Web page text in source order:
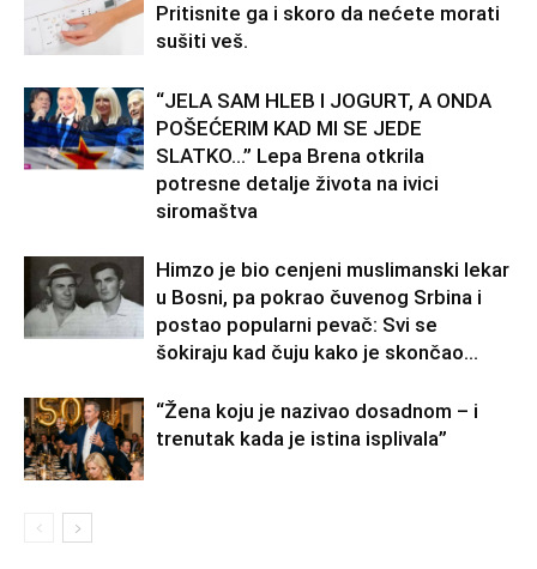
Pritisnite ga i skoro da nećete morati
sušiti veš.
“JELA SAM HLEB I JOGURT, A ONDA
POŠEĆERIM KAD MI SE JEDE
SLATKO…” Lepa Brena otkrila
potresne detalje života na ivici
siromaštva
Himzo je bio cenjeni muslimanski lekar
u Bosni, pa pokrao čuvenog Srbina i
postao popularni pevač: Svi se
šokiraju kad čuju kako je skončao...
“Žena koju je nazivao dosadnom – i
trenutak kada je istina isplivala”